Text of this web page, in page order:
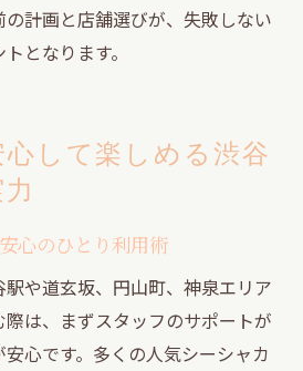
計画と店舗選びが、失敗しない
となります。
して楽しめる渋谷
心のひとり利用術
や道玄坂、円山町、神泉エリア
は、まずスタッフのサポートが
心です。多くの人気シーシャカ